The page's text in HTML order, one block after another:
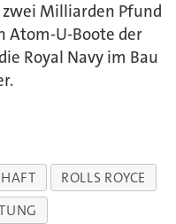
zwei Milliarden Pfund
Atom-U-Boote der
Royal Navy im Bau
ROLLS ROYCE